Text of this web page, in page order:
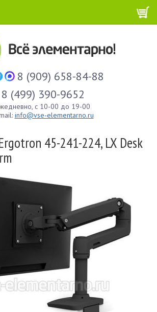
8 (909) 658-84-88
8 (499) 390-9652
с 10-00 до 19-00
info@vse-elementarno.ru
45-241-224, LX Desk